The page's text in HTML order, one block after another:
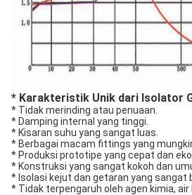
* Karakteristik Unik dari Isolator
* Tidak merinding atau penuaan.
* Damping internal yang tinggi.
* Kisaran suhu yang sangat luas.
* Berbagai macam fittings yang
* Produksi prototipe yang cepat dan
* Konstruksi yang sangat kokoh dan
* Isolasi kejut dan getaran yang sangat
* Tidak terpengaruh oleh agen kimia, air